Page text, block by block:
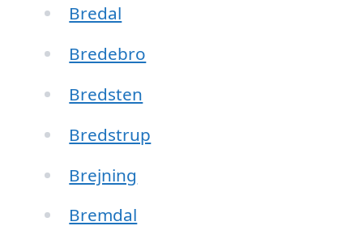
Bredal
Bredebro
Bredsten
Bredstrup
Brejning
Bremdal